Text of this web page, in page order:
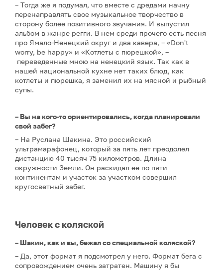
– Тогда же я подумал, что вместе с дредами начну
перенаправлять свое музыкальное творчество в
сторону более позитивного звучания. И выпустил
альбом в жанре регги. В нем среди прочего есть песня
про Ямало-Ненецкий округ и два кавера, – «Don't
worry, be happy» и «Котлеты с пюрешкой», –
переведенные мною на ненецкий язык. Так как в
нашей национальной кухне нет таких блюд, как
котлеты и пюрешка, я заменил их на мясной и рыбный
супы.
– Вы на кого-то ориентировались, когда планировали
свой забег?
– На Руслана Шакина. Это российский
ультрамарафонец, который за пять лет преодолел
дистанцию 40 тысяч 75 километров. Длина
окружности Земли. Он раскидал ее по пяти
континентам и участок за участком совершил
кругосветный забег.
Человек с коляской
– Шакин, как и вы, бежал со специальной коляской?
– Да, этот формат я подсмотрел у него. Формат бега с
сопровождением очень затратен. Машину я бы